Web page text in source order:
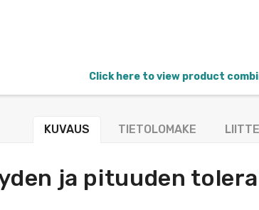
Click here to view product
KUVAUS TIETOLOMAKE
ja pituuden